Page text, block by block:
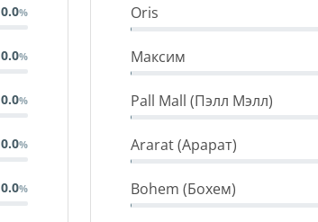
0.0
0.0
0.0
0.0
0.0
Oris
Максим
Pall Mall (Пэлл Мэлл)
Ararat (Арарат)
Bohem (Бохем)